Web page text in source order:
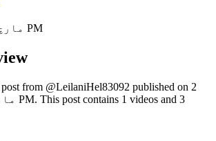
2 مارچ، 2025 کو 01:12 PM
from @LeilaniHel83092 published on 2